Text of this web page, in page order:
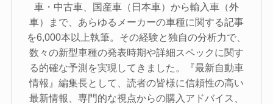
車・中古車、国産車（日本車）から輸入車（外
車）まで、あらゆるメーカーの車種に関する記事
を6,000本以上執筆。その経験と独自の分析力で、
数々の新型車種の発表時期や詳細スペックに関す
る的確な予測を実現してきました。『最新自動車
情報』編集長として、読者の皆様に信頼性の高い
最新情報、専門的な視点からの購入アドバイス、